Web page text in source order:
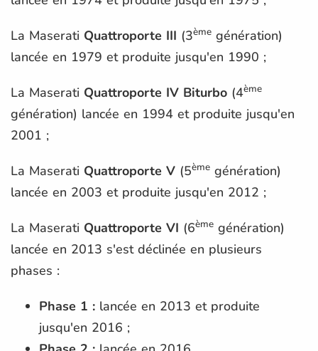
La Maserati Quattroporte III (3ème génération)
lancée en 1979 et produite jusqu'en 1990 ;
La Maserati Quattroporte IV Biturbo (4ème
génération) lancée en 1994 et produite jusqu'en
2001 ;
La Maserati Quattroporte V (5ème génération)
lancée en 2003 et produite jusqu'en 2012 ;
La Maserati Quattroporte VI (6ème génération)
lancée en 2013 s'est déclinée en plusieurs
phases :
Phase 1 : lancée en 2013 et produite
jusqu'en 2016 ;